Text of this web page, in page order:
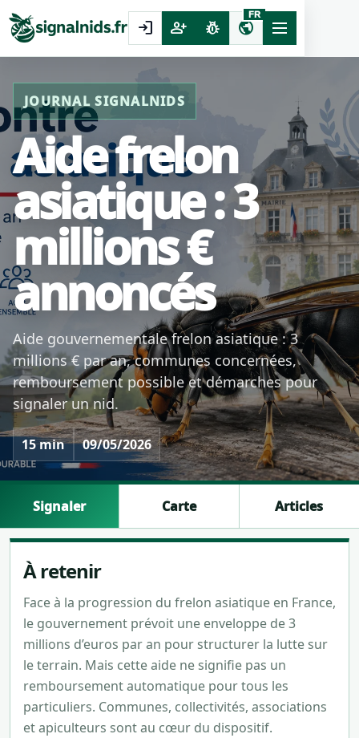
login person_add pest_control public
FR
JOURNAL SIGNALNIDS
Aide frelon
asiatique : 3
millions €
annoncés
Aide gouvernementale frelon asiatique : 3
millions € par an, communes concernées,
remboursement possible et démarches pour
signaler un nid.
15 min 09/05/2026
Signaler Carte Articles
À retenir
Face à la progression du frelon asiatique en France,
le gouvernement prévoit une enveloppe de 3
millions d’euros par an pour structurer la lutte sur
le terrain. Mais cette aide ne signifie pas un
remboursement automatique pour tous les
particuliers. Communes, collectivités, associations
et apiculteurs sont au cœur du dispositif.